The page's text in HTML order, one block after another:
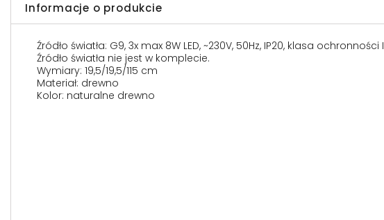
Informacje o produkcie
Źródło światła: G9, 3x max 8W LED, ~230V, 50Hz, IP20, klasa ochronności I
Źródło światła nie jest w komplecie.
Wymiary: 19,5/19,5/115 cm
Materiał: drewno
Kolor: naturalne drewno